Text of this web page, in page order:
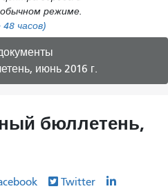
режиме.
часов)
июнь 2016 г.
бюллетень,
Twitter